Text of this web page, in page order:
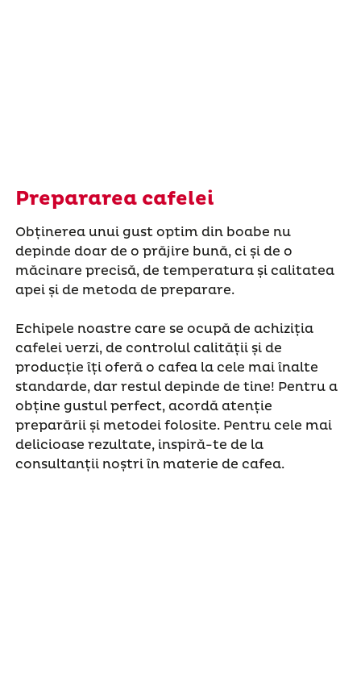
Prepararea cafelei
Obținerea unui gust optim din boabe nu
depinde doar de o prăjire bună, ci și de o
măcinare precisă, de temperatura și calitatea
apei și de metoda de preparare.
Echipele noastre care se ocupă de achiziția
cafelei verzi, de controlul calității și de
producție îți oferă o cafea la cele mai înalte
standarde, dar restul depinde de tine! Pentru a
obține gustul perfect, acordă atenție
preparării și metodei folosite. Pentru cele mai
delicioase rezultate, inspiră-te de la
consultanții noștri în materie de cafea.